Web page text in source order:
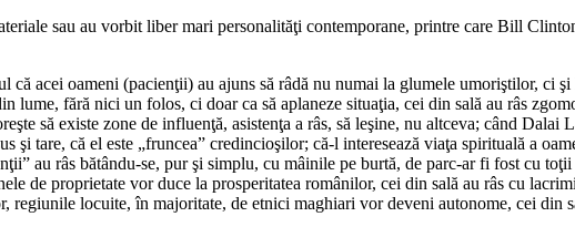
sau au vorbit liber mari personalităţi contemporane, printre care Bill
că acei oameni (pacienţii) au ajuns să râdă nu numai la glumele umoriştilor, ci
lume, fără nici un folos, ci doar ca să aplaneze situaţia, cei din sală au râs
să existe zone de influenţă, asistenţa a râs, să leşine, nu altceva; când
şi tare, că el este „fruncea” credincioşilor; că-l interesează viaţa spirituală a
au râs bătându-se, pur şi simplu, cu mâinile pe burtă, de parc-ar fi fost cu
de proprietate vor duce la prosperitatea românilor, cei din sală au râs cu
regiunile locuite, în majoritate, de etnici maghiari vor deveni autonome, cei din